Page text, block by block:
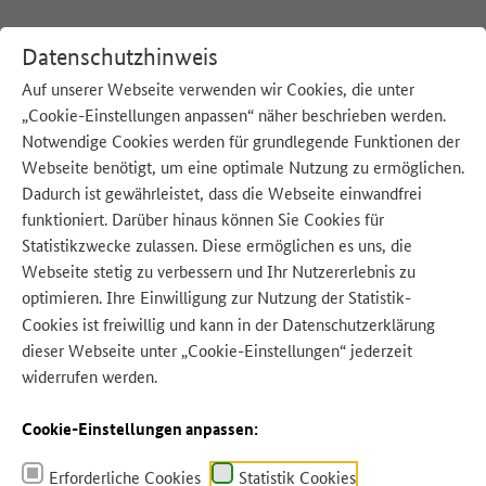
Datenschutzhinweis
Auf unserer Webseite verwenden wir Cookies, die unter
„Cookie-Einstellungen anpassen“ näher beschrieben werden.
Notwendige Cookies werden für grundlegende Funktionen der
Webseite benötigt, um eine optimale Nutzung zu ermöglichen.
Dadurch ist gewährleistet, dass die Webseite einwandfrei
funktioniert. Darüber hinaus können Sie Cookies für
Statistikzwecke zulassen. Diese ermöglichen es uns, die
Webseite stetig zu verbessern und Ihr Nutzererlebnis zu
optimieren. Ihre Einwilligung zur Nutzung der Statistik-
Cookies ist freiwillig und kann in der Datenschutzerklärung
dieser Webseite unter „Cookie-Einstellungen“ jederzeit
widerrufen werden.
Cookie-Einstellungen anpassen:
Erforderliche Cookies Statistik Cookies
:Startseite